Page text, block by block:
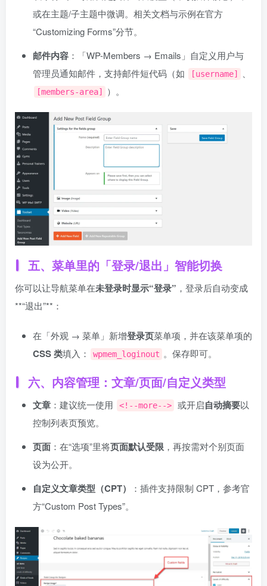
或在主题/子主题中微调。相关文档与示例在官方
“Customizing Forms”分节。
邮件内容 ：「WP-Members → Emails」自定义用户与
管理员通知邮件，支持邮件短代码（如
[username]
[members-area] ）。
五、菜单里的「登录/退出」智能切换
你可以让导航菜单在未登录时显示“登录” ，登录后自动变成
**“退出”**：
在「外观 → 菜单」新增登录页菜单项，并在该菜单项的
CSS 类填入： wpmem_loginout 。保存即可。
六、内容管理：文章/页面/自定义类型
文章 ：建议统一使用 <!--more--> 或开启自动摘要以
控制列表页预览。
页面 ：在“选项”里将页面默认受限 ，再按需对个别页面
设为公开。
自定义文章类型（CPT）
：插件支持限制 CPT，参考官
方“Custom Post Types”。